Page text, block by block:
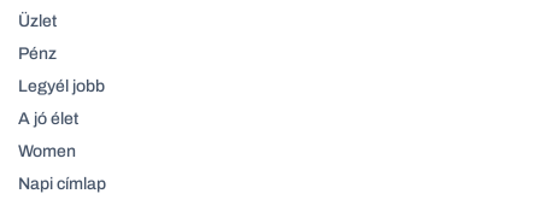
Üzlet
Pénz
Legyél jobb
A jó élet
Women
Napi címlap